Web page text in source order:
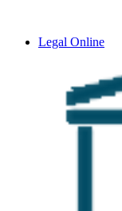
Legal Online